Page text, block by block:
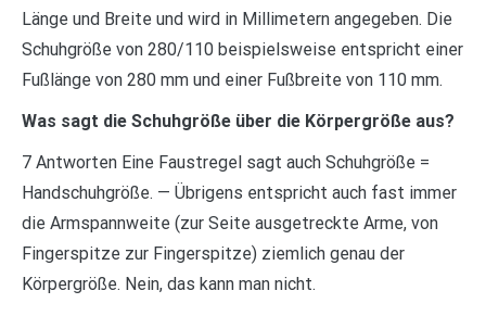
Länge und Breite und wird in Millimetern angegeben. Die
Schuhgröße von 280/110 beispielsweise entspricht einer
Fußlänge von 280 mm und einer Fußbreite von 110 mm.
Was sagt die Schuhgröße über die Körpergröße aus?
7 Antworten Eine Faustregel sagt auch Schuhgröße =
Handschuhgröße. — Übrigens entspricht auch fast immer
die Armspannweite (zur Seite ausgetreckte Arme, von
Fingerspitze zur Fingerspitze) ziemlich genau der
Körpergröße. Nein, das kann man nicht.